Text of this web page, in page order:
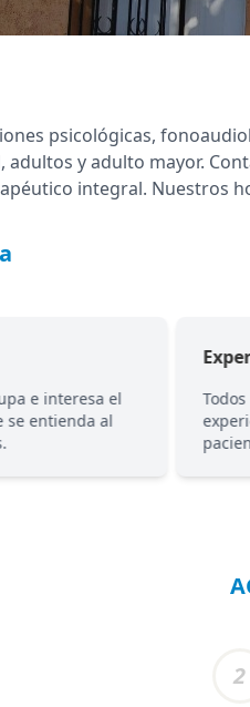
psicológicas,
y adulto mayor.
integral. Nuestros
e interesa el
se entienda al
2